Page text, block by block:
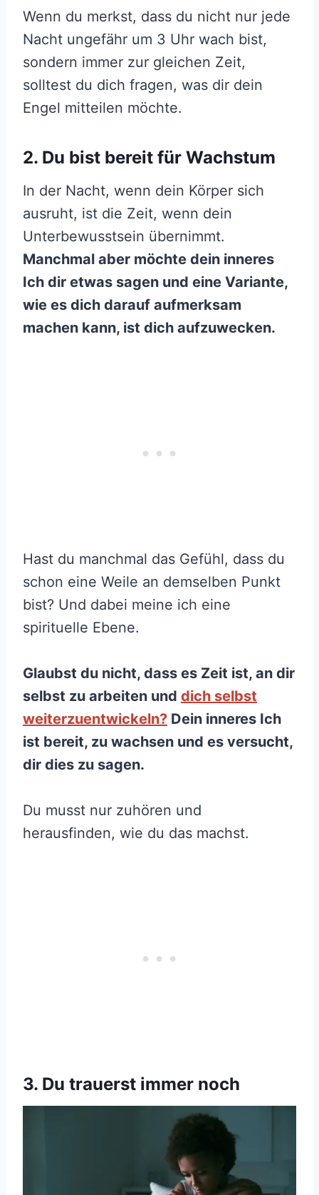
Wenn du merkst, dass du nicht nur jede
Nacht ungefähr um 3 Uhr wach bist,
sondern immer zur gleichen Zeit,
solltest du dich fragen, was dir dein
Engel mitteilen möchte.
2. Du bist bereit für Wachstum
In der Nacht, wenn dein Körper sich
ausruht, ist die Zeit, wenn dein
Unterbewusstsein übernimmt.
Manchmal aber möchte dein inneres
Ich dir etwas sagen und eine Variante,
wie es dich darauf aufmerksam
machen kann, ist dich aufzuwecken.
Hast du manchmal das Gefühl, dass du
schon eine Weile an demselben Punkt
bist? Und dabei meine ich eine
spirituelle Ebene.
Glaubst du nicht, dass es Zeit ist, an dir
selbst zu arbeiten und dich selbst
weiterzuentwickeln? Dein inneres Ich
ist bereit, zu wachsen und es versucht,
dir dies zu sagen.
Du musst nur zuhören und
herausfinden, wie du das machst.
3. Du trauerst immer noch